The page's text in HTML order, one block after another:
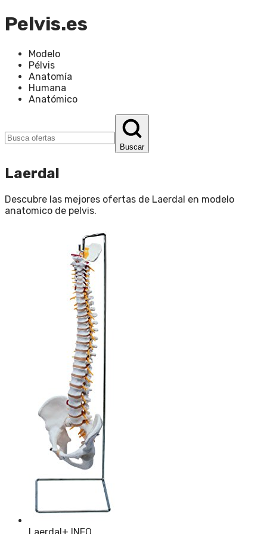
Pelvis.es
Modelo
Pélvis
Anatomía
Humana
Anatómico
Buscar
Laerdal
Descubre las mejores ofertas de Laerdal en modelo
anatomico de pelvis.
Laerdal+ INFO